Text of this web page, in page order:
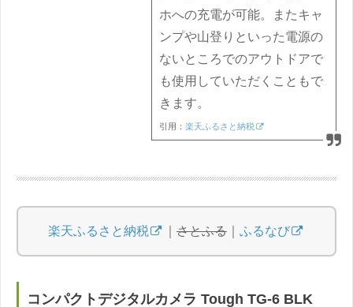
ホへの充電が可能。またキャ
ンプや山登りといった電源の
ないところでのアウトドアで
も使用していただくこともで
きます。
引用： 楽天ふるさと納税
楽天ふるさと納税 さとふる ふるなび
コンパクトデジタルカメラ Tough TG-6 BLK